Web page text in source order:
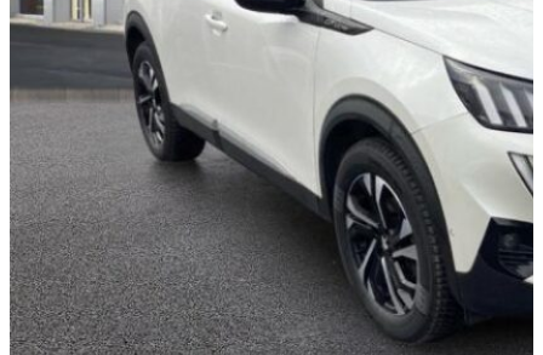
1499 cm 3
PORTES